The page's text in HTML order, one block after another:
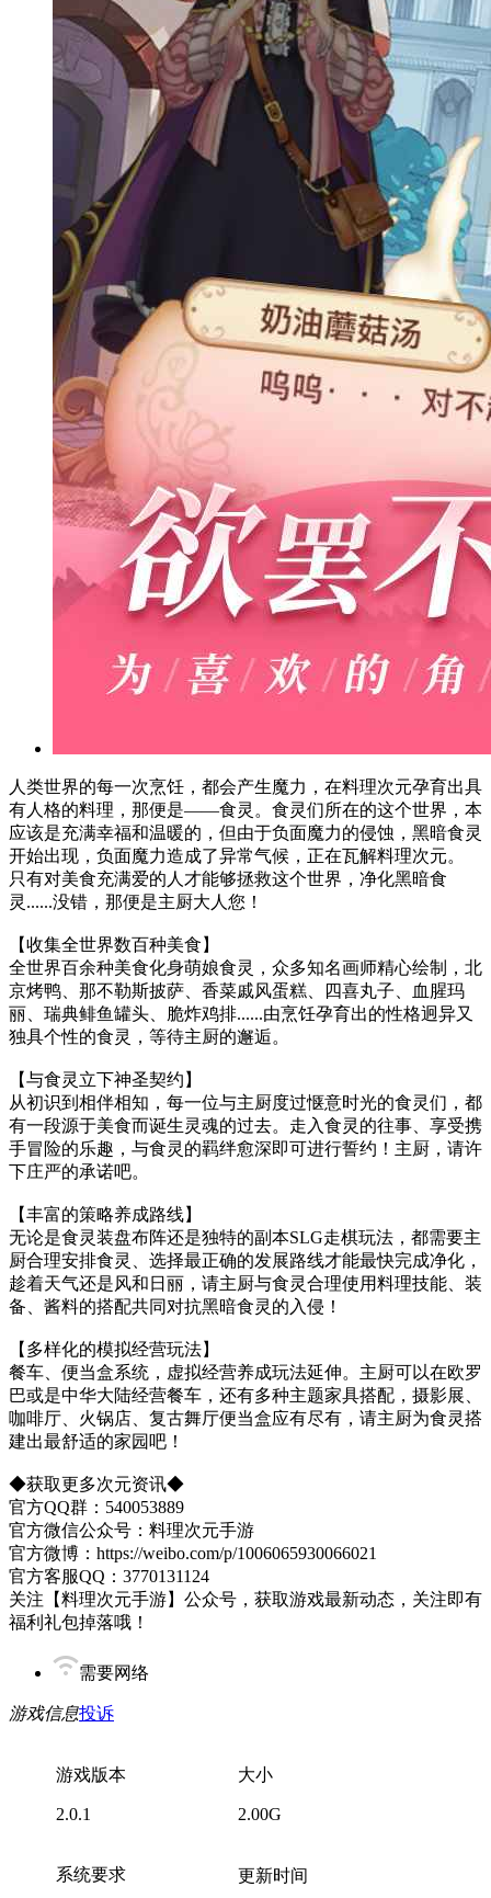
人类世界的每一次烹饪，都会产生魔力，在料理次元孕育出具
有人格的料理，那便是——食灵。食灵们所在的这个世界，本
应该是充满幸福和温暖的，但由于负面魔力的侵蚀，黑暗食灵
开始出现，负面魔力造成了异常气候，正在瓦解料理次元。
只有对美食充满爱的人才能够拯救这个世界，净化黑暗食
灵......没错，那便是主厨大人您！
【收集全世界数百种美食】
全世界百余种美食化身萌娘食灵，众多知名画师精心绘制，北
京烤鸭、那不勒斯披萨、香菜戚风蛋糕、四喜丸子、血腥玛
丽、瑞典鲱鱼罐头、脆炸鸡排......由烹饪孕育出的性格迥异又
独具个性的食灵，等待主厨的邂逅。
【与食灵立下神圣契约】
从初识到相伴相知，每一位与主厨度过惬意时光的食灵们，都
有一段源于美食而诞生灵魂的过去。走入食灵的往事、享受携
手冒险的乐趣，与食灵的羁绊愈深即可进行誓约！主厨，请许
下庄严的承诺吧。
【丰富的策略养成路线】
无论是食灵装盘布阵还是独特的副本SLG走棋玩法，都需要主
厨合理安排食灵、选择最正确的发展路线才能最快完成净化，
趁着天气还是风和日丽，请主厨与食灵合理使用料理技能、装
备、酱料的搭配共同对抗黑暗食灵的入侵！
【多样化的模拟经营玩法】
餐车、便当盒系统，虚拟经营养成玩法延伸。主厨可以在欧罗
巴或是中华大陆经营餐车，还有多种主题家具搭配，摄影展、
咖啡厅、火锅店、复古舞厅便当盒应有尽有，请主厨为食灵搭
建出最舒适的家园吧！
◆获取更多次元资讯◆
官方QQ群：540053889
官方微信公众号：料理次元手游
官方微博：https://weibo.com/p/1006065930066021
官方客服QQ：3770131124
关注【料理次元手游】公众号，获取游戏最新动态，关注即有
福利礼包掉落哦！
需要网络
游戏信息投诉
游戏版本
2.0.1
大小
2.00G
系统要求 更新时间